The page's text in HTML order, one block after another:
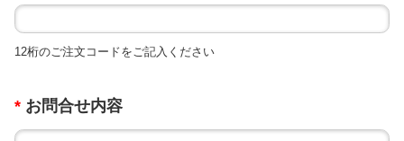
12桁のご注文コードをご記入ください
* お問合せ内容